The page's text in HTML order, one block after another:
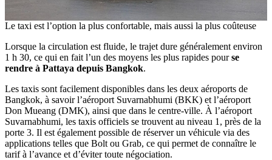
Le taxi est l’option la plus confortable, mais aussi la plus coûteuse
Lorsque la circulation est fluide, le trajet dure généralement environ
1 h 30, ce qui en fait l’un des moyens les plus rapides pourse
rendre à Pattaya depuis Bangkok.
Les taxis sont facilement disponibles dans les deux aéroports de
Bangkok, à savoir l’aéroport Suvarnabhumi (BKK) et l’aéroport
Don Mueang (DMK), ainsi que dans le centre-ville. À l’aéroport
Suvarnabhumi, les taxis officiels se trouvent au niveau 1, près de la
porte 3. Il est également possible de réserver un véhicule via des
applications telles que Bolt ou Grab, ce qui permet de connaître le
tarif à l’avance et d’éviter toute négociation.